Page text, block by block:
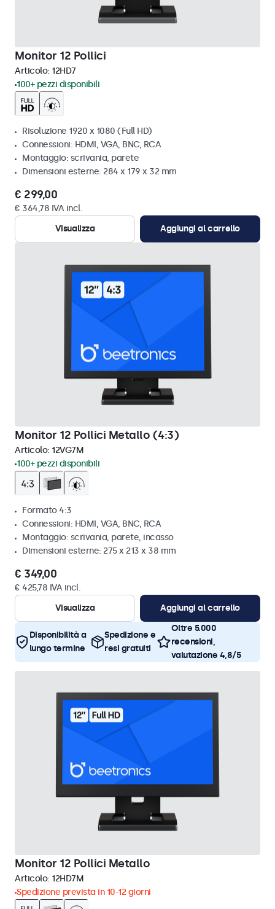
Monitor 12 Pollici
Articolo: 12HD7
100+ pezzi disponibili
Risoluzione 1920 x 1080 (Full HD)
Connessioni: HDMI, VGA, BNC, RCA
Montaggio: scrivania, parete
Dimensioni esterne: 284 x 179 x 32 mm
€ 299,00
€ 364,78 IVA incl.
Visualizza
Aggiungi al carrello
Monitor 12 Pollici Metallo (4:3)
Articolo: 12VG7M
100+ pezzi disponibili
Formato 4:3
Connessioni: HDMI, VGA, BNC, RCA
Montaggio: scrivania, parete, incasso
Dimensioni esterne: 275 x 213 x 38 mm
€ 349,00
€ 425,78 IVA incl.
Visualizza
Aggiungi al carrello
Disponibilità a
lungo termine
Spedizione e
resi gratuiti
Oltre 5.000
recensioni,
valutazione 4,8/5
Monitor 12 Pollici Metallo
Articolo: 12HD7M
Spedizione prevista in 10-12 giorni